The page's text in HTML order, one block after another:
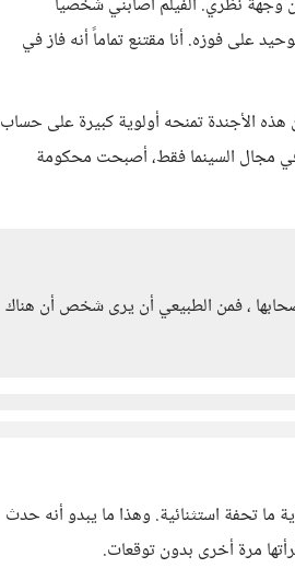
على فوزه. أنا مقتنع تماماً أنه فاز في
الأجندة تمنحه أولوية كبيرة على حساب
مجال السينما فقط، أصبحت محكومة
، فمن الطبيعي أن يرى شخص أن هناك
ما تحفة استثنائية. وهذا ما يبدو أنه حدث
مرة أخرى بدون توقعات.